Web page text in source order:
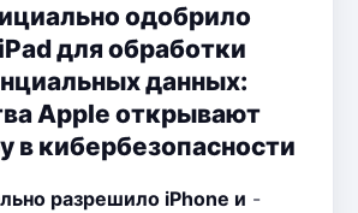
одобрило
для обработки
данных:
Apple открывают
в кибербезопасности
разрешило iPhone и -